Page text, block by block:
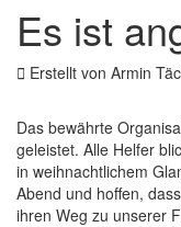
Es ist
Erstellt von Armin
Das bewährte
geleistet. Alle Helfer
in weihnachtlichem
Abend und hoffen,
ihren Weg zu unserer